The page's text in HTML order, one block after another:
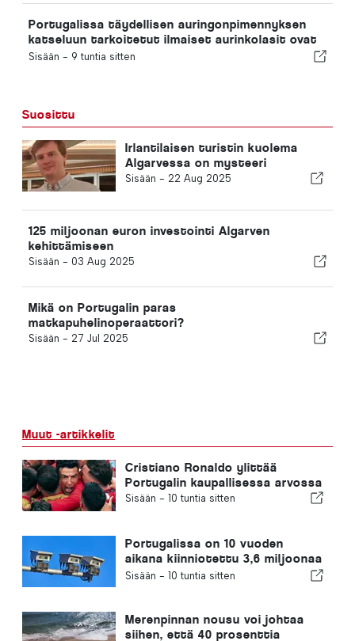
Portugalissa täydellisen auringonpimennyksen
katseluun tarkoitetut ilmaiset aurinkolasit ovat
loppuneet
Sisään - 9 tuntia sitten
Suosittu
Irlantilaisen turistin kuolema
Algarvessa on mysteeri
Sisään - 22 Aug 2025
125 miljoonan euron investointi Algarven
kehittämiseen
Sisään - 03 Aug 2025
Mikä on Portugalin paras
matkapuhelinoperaattori?
Sisään - 27 Jul 2025
Muut -artikkelit
Cristiano Ronaldo ylittää
Portugalin kaupallisessa arvossa
Sisään - 10 tuntia sitten
Portugalissa on 10 vuoden
aikana kiinniotettu 3,6 miljoonaa
ylinopeutta ajanutta kuljettajaa
Sisään - 10 tuntia sitten
Merenpinnan nousu voi johtaa
siihen, että 40 prosenttia